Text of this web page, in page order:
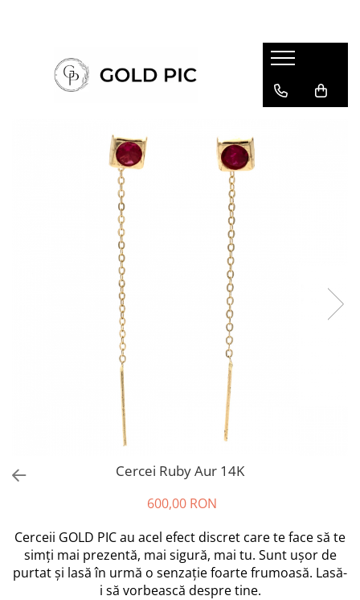
Cercei Ruby Aur 14K
600,00 RON
Cerceii GOLD PIC au acel efect discret care te face să te
simți mai prezentă, mai sigură, mai tu. Sunt ușor de
purtat și lasă în urmă o senzație foarte frumoasă. Lasă-
i să vorbească despre tine.